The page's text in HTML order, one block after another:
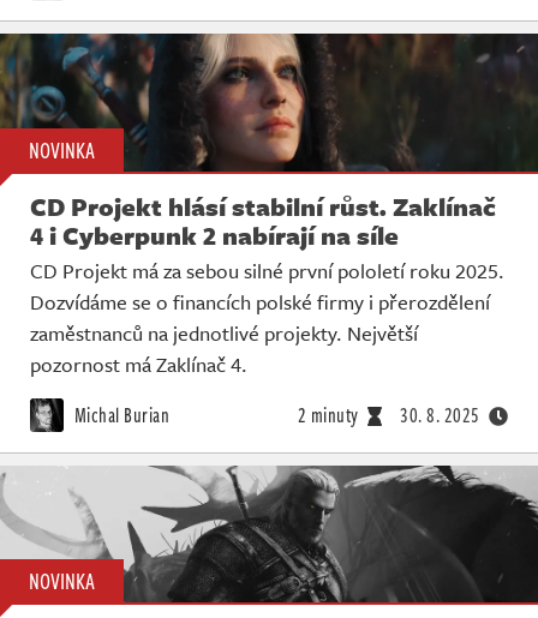
NOVINKA
CD Projekt hlásí stabilní růst. Zaklínač
4 i Cyberpunk 2 nabírají na síle
CD Projekt má za sebou silné první pololetí roku 2025.
Dozvídáme se o financích polské firmy i přerozdělení
zaměstnanců na jednotlivé projekty. Největší
pozornost má Zaklínač 4.
Michal Burian 2 minuty 30. 8. 2025
NOVINKA